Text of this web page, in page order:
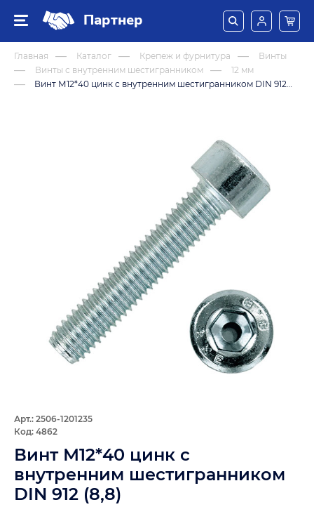
Партнер
Главная Каталог Крепеж и фурнитура
Винты
Винты с внутренним шестигранником
12 мм
Винт М12*40 цинк с внутренним шестигранником DIN 912 (8,8)
Арт.: 2506-1201235
Код: 4862
Винт М12*40 цинк с
внутренним шестигранником
DIN 912 (8,8)